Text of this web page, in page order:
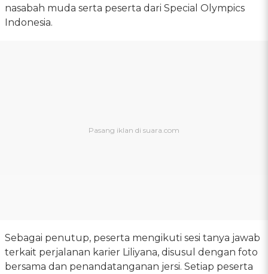
nasabah muda serta peserta dari Special Olympics
Indonesia.
Sebagai penutup, peserta mengikuti sesi tanya jawab
terkait perjalanan karier Liliyana, disusul dengan foto
bersama dan penandatanganan jersi. Setiap peserta